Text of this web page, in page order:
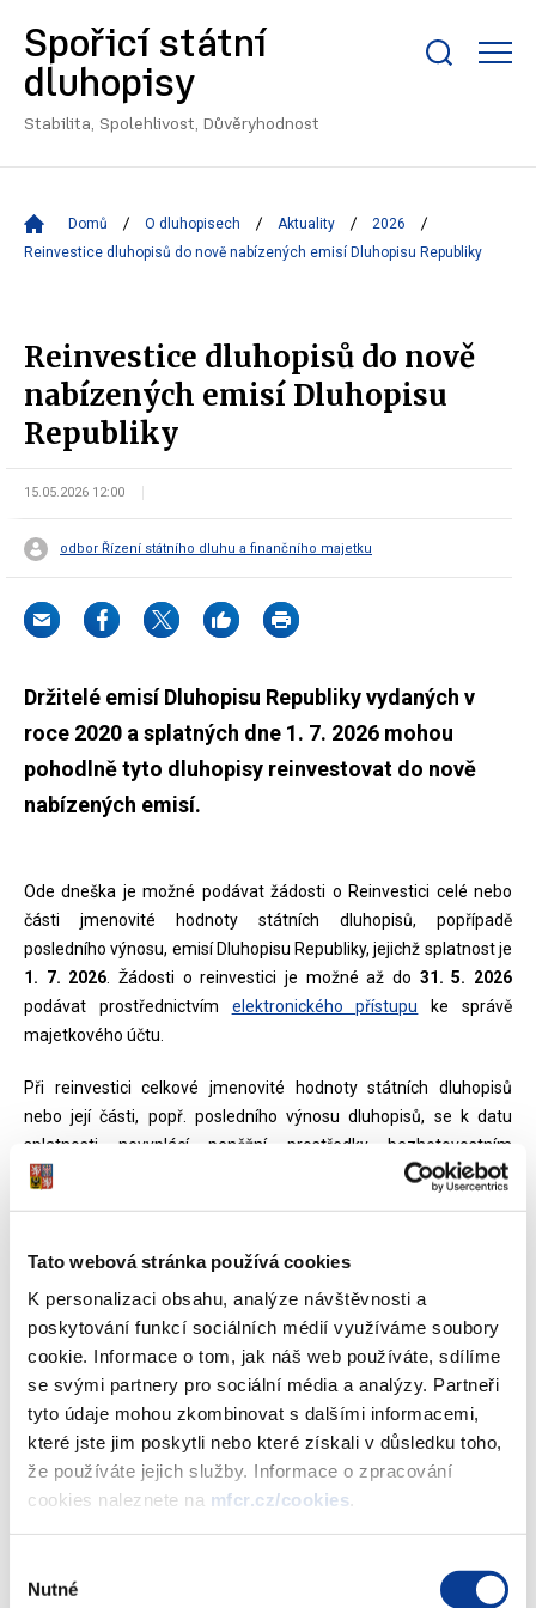
Tato webová stránka používá cookies
K personalizaci obsahu, analýze návštěvnosti a
poskytování funkcí sociálních médií využíváme soubory
cookie. Informace o tom, jak náš web používáte, sdílíme
se svými partnery pro sociální média a analýzy. Partneři
tyto údaje mohou zkombinovat s dalšími informacemi,
které jste jim poskytli nebo které získali v důsledku toho,
že používáte jejich služby. Informace o zpracování
cookies naleznete na mfcr.cz/cookies.
souhlasu
Nutné
Spořicí státní
dluhopisy
Stabilita, Spolehlivost, Důvěryhodnost
Domů O dluhopisech Aktuality
2026
Reinvestice dluhopisů do nově nabízených emisí Dluhopisu Republiky
Reinvestice dluhopisů do nově
nabízených emisí Dluhopisu
Republiky
15.05.2026 12:00
odbor Řízení státního dluhu a finančního majetku
Držitelé emisí Dluhopisu Republiky vydaných v
roce 2020 a splatných dne 1. 7. 2026 mohou
pohodlně tyto dluhopisy reinvestovat do nově
nabízených emisí.
Ode dneška je možné podávat žádosti o Reinvestici celé nebo
části jmenovité hodnoty státních dluhopisů, popřípadě
posledního výnosu, emisí Dluhopisu Republiky, jejichž splatnost je
1. 7. 2026 . Žádosti o reinvestici je možné až do 31. 5. 2026
podávat prostřednictvím elektronického přístupu ke správě
majetkového účtu.
Při reinvestici celkové jmenovité hodnoty státních dluhopisů
nebo její části, popř. posledního výnosu dluhopisů, se k datu
splatnosti nevyplácí peněžní prostředky bezhotovostním
převodem na platební účet vlastníka dluhopisů, ale jsou
Dluhopisy, pro které je možné podávat žádost o reinvestici
výnosu:
Reinvestiční státní dluhopis České republiky, 2020–2026 III,
FIX %, ISIN CZ0001005896
Proti-inflační státní dluhopis České republiky, 2020–2026 III,
CPI %, ISIN CZ0001005904
Fixní státní dluhopis České republiky, 2020–2026 III, 1,30 %,
ISIN CZ0001005912
Dluhopisy lze reinvestovat do jakékoliv z nových emisí Dluhopisu